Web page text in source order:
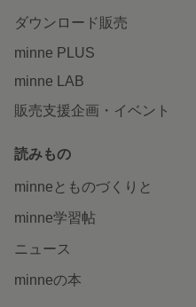
ダウンロード販売
minne PLUS
minne LAB
販売支援企画・イベント
読みもの
minneとものづくりと
minne学習帖
ニュース
minneの本